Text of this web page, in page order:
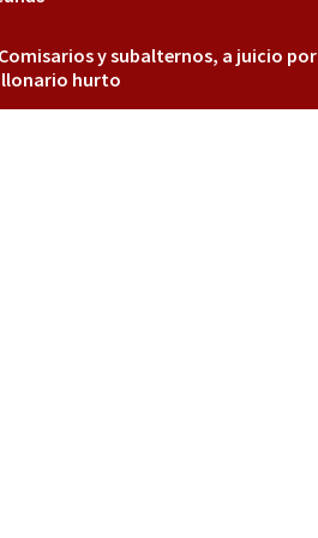
y subalternos, a juicio por
hurto